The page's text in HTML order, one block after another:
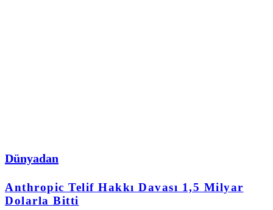
Dünyadan
Anthropic Telif Hakkı Davası 1,5 Milyar
Dolarla Bitti